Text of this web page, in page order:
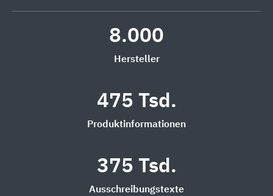
8.000
Hersteller
475 Tsd.
Produktinformationen
375 Tsd.
Ausschreibungstexte